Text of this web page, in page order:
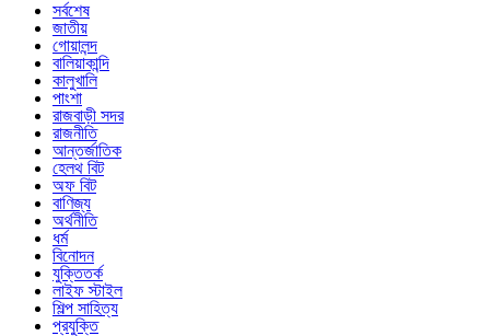
সর্বশেষ
জাতীয়
গোয়ালন্দ
বালিয়াকান্দি
কালুখালি
পাংশা
রাজবাড়ী সদর
রাজনীতি
আন্তর্জাতিক
হেলথ বিট
অফ বিট
বাণিজ্য
অর্থনীতি
ধর্ম
বিনোদন
যুক্তিতর্ক
লাইফ স্টাইল
শিল্প সাহিত্য
প্রযুক্তি